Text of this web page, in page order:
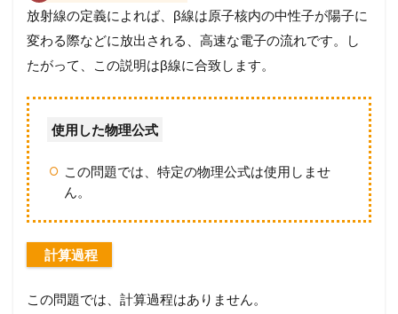
放射線の定義によれば、β線は原子核内の中性子が陽子に
変わる際などに放出される、高速な電子の流れです。し
たがって、この説明はβ線に合致します。
使用した物理公式
この問題では、特定の物理公式は使用しませ
ん。
計算過程
この問題では、計算過程はありません。